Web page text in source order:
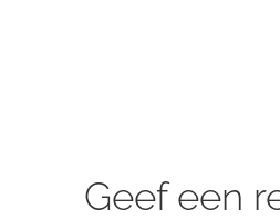
Geef een